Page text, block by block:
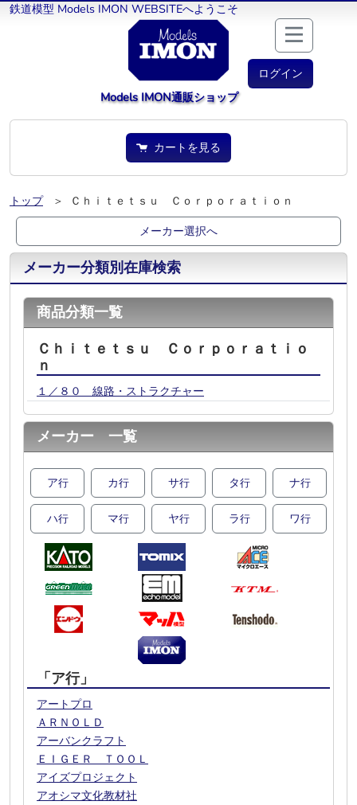
鉄道模型 Models IMON WEBSITEへようこそ
ログイン
Models IMON通販ショップ
カートを見る
トップ
＞ Ｃｈｉｔｅｔｓｕ Ｃｏｒｐｏｒａｔｉｏｎ
メーカー選択へ
メーカー分類別在庫検索
商品分類一覧
Ｃｈｉｔｅｔｓｕ Ｃｏｒｐｏｒａｔｉｏ
ｎ
１／８０ 線路・ストラクチャー
メーカー 一覧
ア行 カ行 サ行 タ行 ナ行
ハ行 マ行 ヤ行 ラ行 ワ行
「ア行」
アートプロ
ＡＲＮＯＬＤ
アーバンクラフト
ＥＩＧＥＲ ＴＯＯＬ
アイズプロジェクト
アオシマ文化教材社